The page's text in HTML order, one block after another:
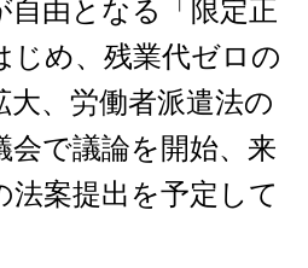
由となる「限定正
じめ、残業代ゼロの
大、労働者派遣法の
会で議論を開始、来
法案提出を予定して